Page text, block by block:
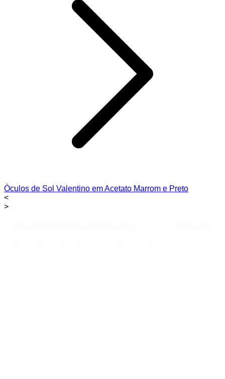
Óculos de Sol Valentino em Acetato Marrom e Preto
<
>